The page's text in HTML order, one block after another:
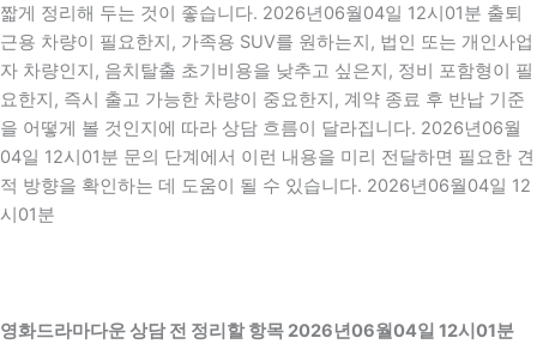
짧게 정리해 두는 것이 좋습니다. 2026년06월04일 12시01분 출퇴
근용 차량이 필요한지, 가족용 SUV를 원하는지, 법인 또는 개인사업
자 차량인지, 음치탈출 초기비용을 낮추고 싶은지, 정비 포함형이 필
요한지, 즉시 출고 가능한 차량이 중요한지, 계약 종료 후 반납 기준
을 어떻게 볼 것인지에 따라 상담 흐름이 달라집니다. 2026년06월
04일 12시01분 문의 단계에서 이런 내용을 미리 전달하면 필요한 견
적 방향을 확인하는 데 도움이 될 수 있습니다. 2026년06월04일 12
시01분
영화드라마다운 상담 전 정리할 항목 2026년06월04일 12시01분